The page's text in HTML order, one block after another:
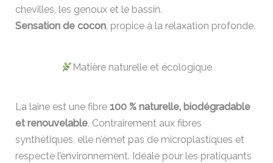
chevilles, les genoux et le bassin.
Sensation de cocon, propice à la relaxation profonde.
Matière naturelle et écologique
La laine est une fibre 100 % naturelle, biodégradable
et renouvelable. Contrairement aux fibres
synthétiques, elle n’émet pas de microplastiques et
respecte l’environnement. Idéale pour les pratiquants